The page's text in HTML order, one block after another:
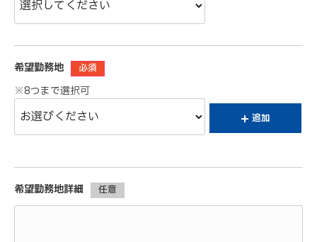
希望勤務地 必須
※8つまで選択可
追加
希望勤務地詳細 任意